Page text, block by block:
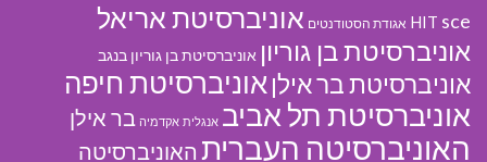
HIT sce אגודת הסטודנטים אוניברסיטת אריאל
אוניברסיטת בן גוריון אוניברסיטת בן גוריון בנגב
אוניברסיטת בר אילן אוניברסיטת חיפה
אוניברסיטת תל אביב אנגלית אקדמיה בר אילן
האוניברסיטה העברית האוניברסיטה